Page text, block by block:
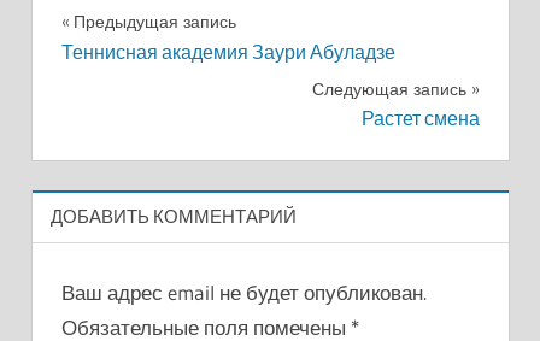
Навигация
Предыдущая запись
Теннисная академия Заури Абуладзе
Следующая запись
Растет смена
ДОБАВИТЬ КОММЕНТАРИЙ
Ваш адрес email не будет опубликован.
Обязательные поля помечены *